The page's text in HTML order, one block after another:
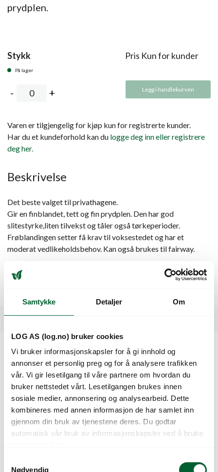
Samtykke Detaljer Om
LOG AS (log.no) bruker cookies
Vi bruker informasjonskapsler for å gi innhold og
annonser et personlig preg og for å analysere trafikken
vår. Vi gir lesetilgang til våre partnere om hvordan du
bruker nettstedet vårt. Lesetilgangen brukes innen
sosiale medier, annonsering og analysearbeid. Dette
kombineres med annen informasjon de har samlet inn
gjennom din bruk av tjenestene deres. Du godtar
automatisk vår bruk av informasjonskapsler ved å bruke
Nødvendig
prydplen.
Stykk
På lager
Pris Kun for kunder
Legg i handlekurven
Varen er tilgjengelig for kjøp kun for registrerte kunder.
Har du et kundeforhold kan du logge deg inn eller registrere
deg her.
Beskrivelse
Det beste valget til privathagene.
Gir en finblandet, tett og fin prydplen. Den har god
slitestyrke,liten tilvekst og tåler også tørkeperioder.
Frøblandingen setter få krav til voksestedet og har et
moderat vedlikeholdsbehov. Kan også brukes til fairway.
BLANDING:70% Rødsvingel (2-3 sorter) 25% Engrapp 5%
Engkvein.
Spesifikasjoner
Kunder så også på